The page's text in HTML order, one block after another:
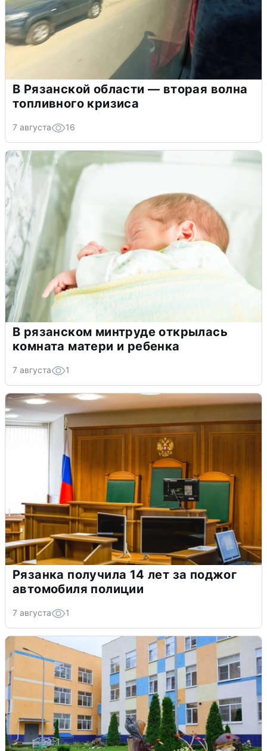
В Рязанской области — вторая волна
топливного кризиса
7 августа 16
В рязанском минтруде открылась
комната матери и ребенка
7 августа 1
Рязанка получила 14 лет за поджог
автомобиля полиции
7 августа 1